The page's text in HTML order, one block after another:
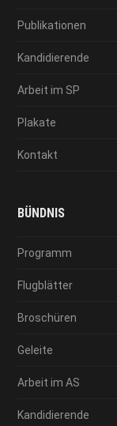
Publikationen
Kandidierende
Arbeit im SP
Plakate
Kontakt
BÜNDNIS
Programm
Flugblätter
Broschüren
Geleite
Arbeit im AS
Kandidierende